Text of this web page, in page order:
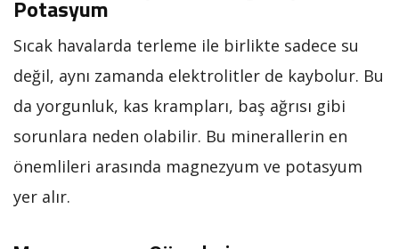
Potasyum
Sıcak havalarda terleme ile birlikte sadece su
değil, aynı zamanda elektrolitler de kaybolur. Bu
da yorgunluk, kas krampları, baş ağrısı gibi
sorunlara neden olabilir. Bu minerallerin en
önemlileri arasında magnezyum ve potasyum
yer alır.